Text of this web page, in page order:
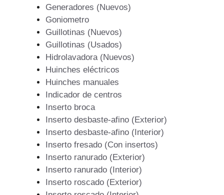
Generadores (Nuevos)
Goniometro
Guillotinas (Nuevos)
Guillotinas (Usados)
Hidrolavadora (Nuevos)
Huinches eléctricos
Huinches manuales
Indicador de centros
Inserto broca
Inserto desbaste-afino (Exterior)
Inserto desbaste-afino (Interior)
Inserto fresado (Con insertos)
Inserto ranurado (Exterior)
Inserto ranurado (Interior)
Inserto roscado (Exterior)